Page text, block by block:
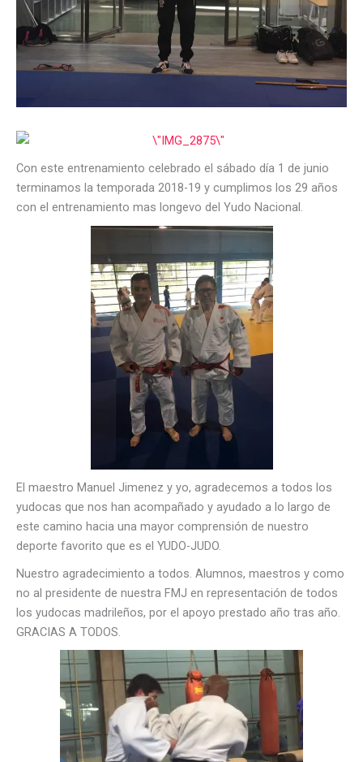
Con este entrenamiento celebrado el sábado día 1 de junio
terminamos la temporada 2018-19 y cumplimos los 29 años
con el entrenamiento mas longevo del Yudo Nacional.
El maestro Manuel Jimenez y yo, agradecemos a todos los
yudocas que nos han acompañado y ayudado a lo largo de
este camino hacia una mayor comprensión de nuestro
deporte favorito que es el YUDO-JUDO.
Nuestro agradecimiento a todos. Alumnos, maestros y como
no al presidente de nuestra FMJ en representación de todos
los yudocas madrileños, por el apoyo prestado año tras año.
GRACIAS A TODOS.